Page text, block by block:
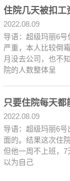
2022.08.09
导语：超级玛丽6
严重，本人比较倒
月没去公司，也不
院的人数整体呈
只要住院每天都
2022.08.09
导语：超级玛丽6
面的。结果这次住
但他一周不上班，
以为自己